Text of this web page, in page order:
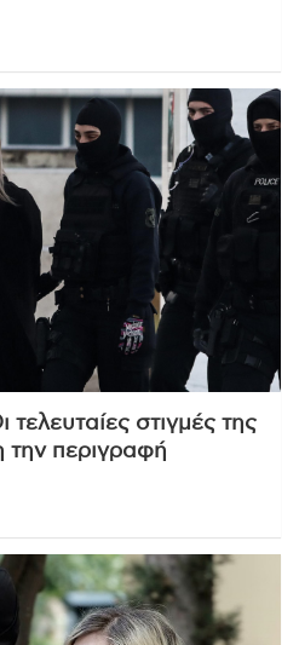
τελευταίες στιγμές της
την περιγραφή